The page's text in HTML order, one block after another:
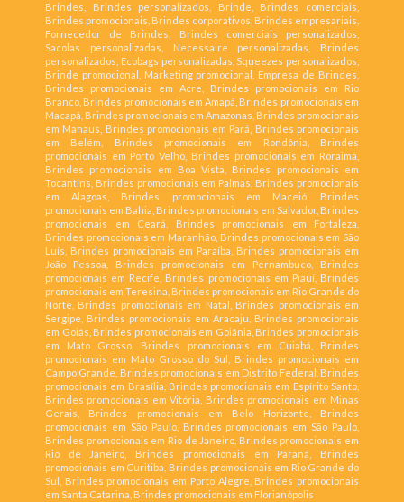
Brindes, Brindes personalizados, Brinde, Brindes comerciais,
Brindes promocionais, Brindes corporativos, Brindes empresariais,
Fornecedor de Brindes, Brindes comerciais personalizados,
Sacolas personalizadas, Necessaire personalizadas, Brindes
personalizados, Ecobags personalizadas, Squeezes personalizados,
Brinde promocional, Marketing promocional, Empresa de Brindes,
Brindes promocionais em Acre, Brindes promocionais em Rio
Branco, Brindes promocionais em Amapá, Brindes promocionais em
Macapá, Brindes promocionais em Amazonas, Brindes promocionais
em Manaus, Brindes promocionais em Pará, Brindes promocionais
em Belém, Brindes promocionais em Rondônia, Brindes
promocionais em Porto Velho, Brindes promocionais em Roraima,
Brindes promocionais em Boa Vista, Brindes promocionais em
Tocantins, Brindes promocionais em Palmas, Brindes promocionais
em Alagoas, Brindes promocionais em Maceió, Brindes
promocionais em Bahia, Brindes promocionais em Salvador, Brindes
promocionais em Ceará, Brindes promocionais em Fortaleza,
Brindes promocionais em Maranhão, Brindes promocionais em São
Luís, Brindes promocionais em Paraíba, Brindes promocionais em
João Pessoa, Brindes promocionais em Pernambuco, Brindes
promocionais em Recife, Brindes promocionais em Piauí, Brindes
promocionais em Teresina, Brindes promocionais em Rio Grande do
Norte, Brindes promocionais em Natal, Brindes promocionais em
Sergipe, Brindes promocionais em Aracaju, Brindes promocionais
em Goiás, Brindes promocionais em Goiânia, Brindes promocionais
em Mato Grosso, Brindes promocionais em Cuiabá, Brindes
promocionais em Mato Grosso do Sul, Brindes promocionais em
Campo Grande, Brindes promocionais em Distrito Federal, Brindes
promocionais em Brasília, Brindes promocionais em Espírito Santo,
Brindes promocionais em Vitória, Brindes promocionais em Minas
Gerais, Brindes promocionais em Belo Horizonte, Brindes
promocionais em São Paulo, Brindes promocionais em São Paulo,
Brindes promocionais em Rio de Janeiro, Brindes promocionais em
Rio de Janeiro, Brindes promocionais em Paraná, Brindes
promocionais em Curitiba, Brindes promocionais em Rio Grande do
Sul, Brindes promocionais em Porto Alegre, Brindes promocionais
em Santa Catarina, Brindes promocionais em Florianópolis